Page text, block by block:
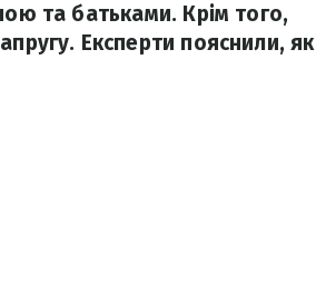
та батьками. Крім того,
Експерти пояснили, як